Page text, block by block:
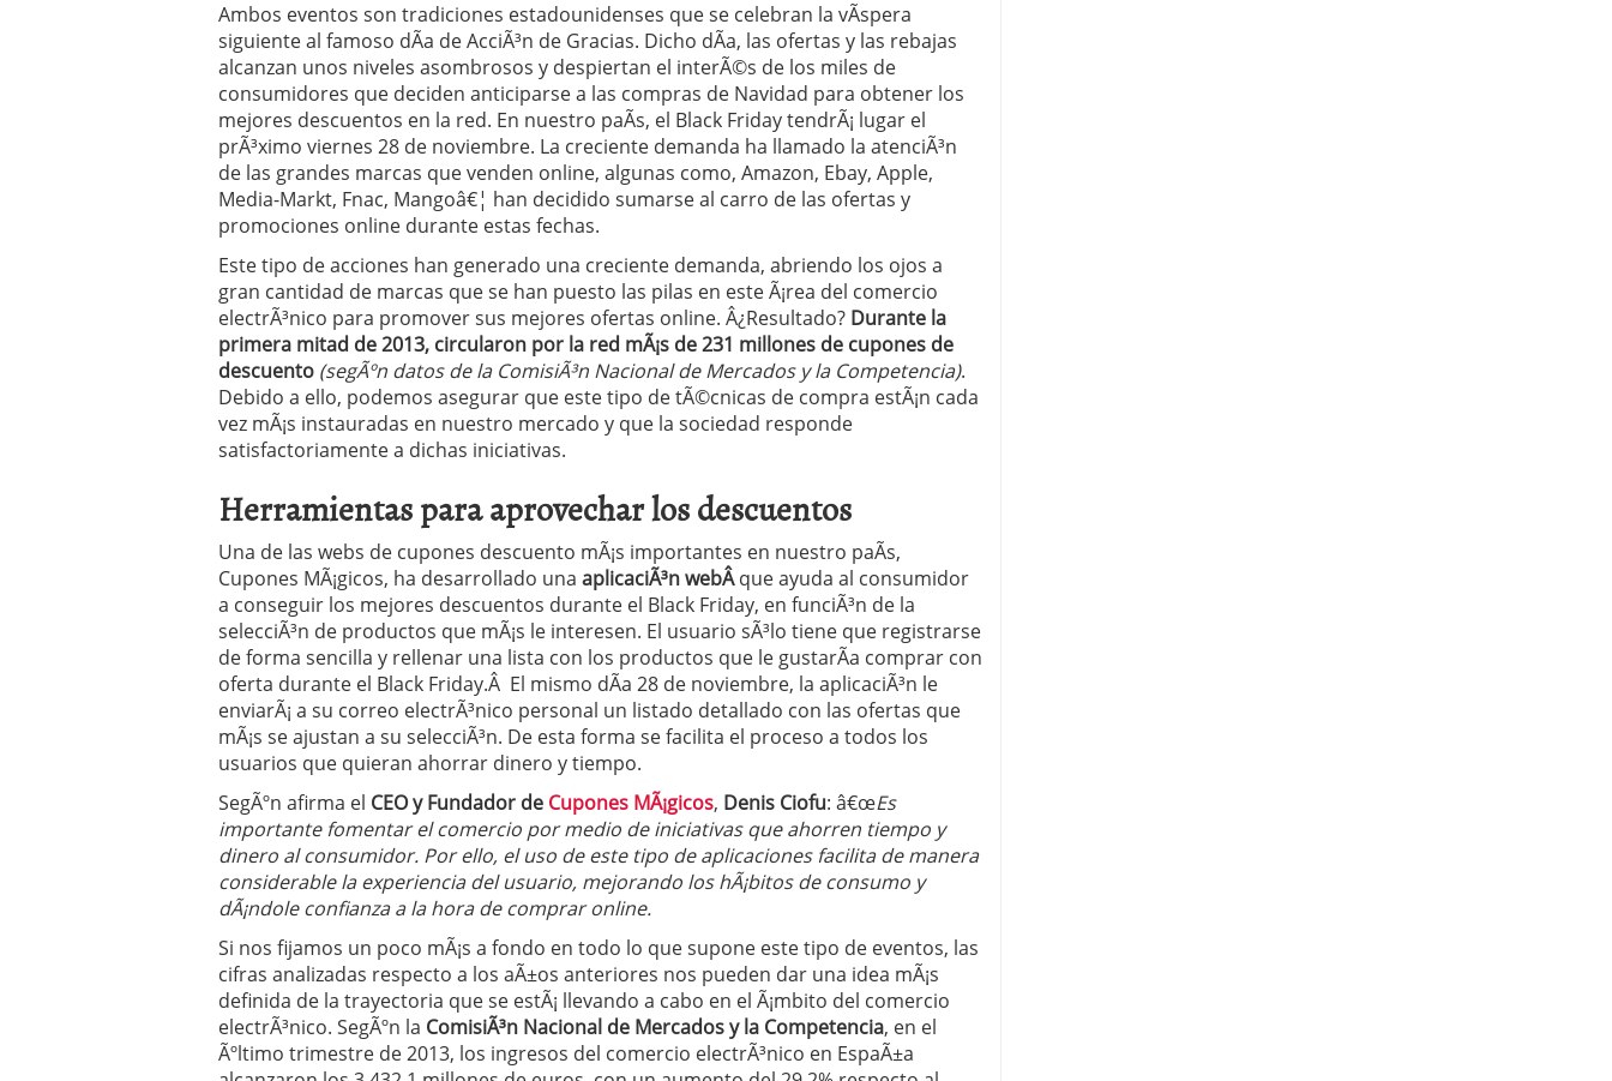
Ambos eventos son tradiciones estadounidenses que se celebran la vÃ­spera
siguiente al famoso dÃ­a de AcciÃ³n de Gracias. Dicho dÃ­a, las ofertas y las rebajas
alcanzan unos niveles asombrosos y despiertan el interÃ©s de los miles de
consumidores que deciden anticiparse a las compras de Navidad para obtener los
mejores descuentos en la red. En nuestro paÃ­s, el Black Friday tendrÃ¡ lugar el
prÃ³ximo viernes 28 de noviembre. La creciente demanda ha llamado la atenciÃ³n
de las grandes marcas que venden online, algunas como, Amazon, Ebay, Apple,
Media-Markt, Fnac, Mangoâ€¦ han decidido sumarse al carro de las ofertas y
promociones online durante estas fechas.
Este tipo de acciones han generado una creciente demanda, abriendo los ojos a
gran cantidad de marcas que se han puesto las pilas en este Ã¡rea del comercio
electrÃ³nico para promover sus mejores ofertas online. Â¿Resultado? Durante la
primera mitad de 2013, circularon por la red mÃ¡s de 231 millones de cupones de
descuento (segÃºn datos de la ComisiÃ³n Nacional de Mercados y la Competencia).
Debido a ello, podemos asegurar que este tipo de tÃ©cnicas de compra estÃ¡n cada
vez mÃ¡s instauradas en nuestro mercado y que la sociedad responde
satisfactoriamente a dichas iniciativas.
Herramientas para aprovechar los descuentos
Una de las webs de cupones descuento mÃ¡s importantes en nuestro paÃ­s,
Cupones MÃ¡gicos, ha desarrollado una aplicaciÃ³n webÂque ayuda al consumidor
a conseguir los mejores descuentos durante el Black Friday, en funciÃ³n de la
selecciÃ³n de productos que mÃ¡s le interesen. El usuario sÃ³lo tiene que registrarse
de forma sencilla y rellenar una lista con los productos que le gustarÃ­a comprar con
oferta durante el Black Friday.Â El mismo dÃ­a 28 de noviembre, la aplicaciÃ³n le
enviarÃ¡ a su correo electrÃ³nico personal un listado detallado con las ofertas que
mÃ¡s se ajustan a su selecciÃ³n. De esta forma se facilita el proceso a todos los
usuarios que quieran ahorrar dinero y tiempo.
SegÃºn afirma el CEO y Fundador de Cupones MÃ¡gicos, Denis Ciofu: â€œEs
importante fomentar el comercio por medio de iniciativas que ahorren tiempo y
dinero al consumidor. Por ello, el uso de este tipo de aplicaciones facilita de manera
considerable la experiencia del usuario, mejorando los hÃ¡bitos de consumo y
dÃ¡ndole confianza a la hora de comprar online.
Si nos fijamos un poco mÃ¡s a fondo en todo lo que supone este tipo de eventos, las
cifras analizadas respecto a los aÃ±os anteriores nos pueden dar una idea mÃ¡s
definida de la trayectoria que se estÃ¡ llevando a cabo en el Ã¡mbito del comercio
electrÃ³nico. SegÃºn la ComisiÃ³n Nacional de Mercados y la Competencia, en el
Ãºltimo trimestre de 2013, los ingresos del comercio electrÃ³nico en EspaÃ±a